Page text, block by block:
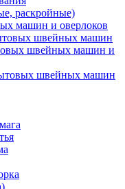
раскройные)
машин и оверлоков
швейных машин
швейных машин и
швейных машин